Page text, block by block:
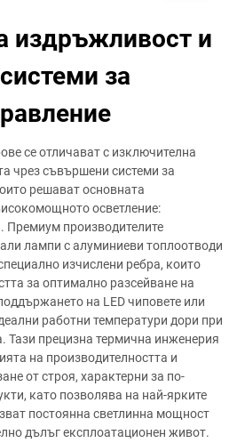
издръжливост и
за
се отличават с изключителна
чрез съвършени системи за
решават основната
осветление:
Премиум производителите
лампи с алуминиеви топлоотводи
изчислени ребра, които
за оптимално разсейване на
на LED чиповете или
работни температури дори при
Тази прецизна термична инженерия
на производителността и
от строя, характерни за по-
като позволява на най-ярките
постоянна светлинна мощност
дълъг експлоатационен живот.